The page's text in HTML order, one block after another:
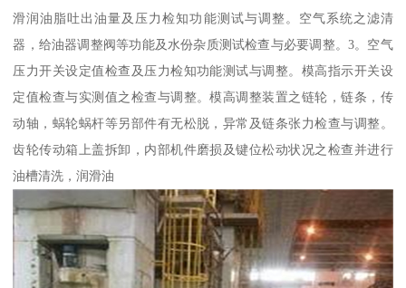
滑润油脂吐出油量及压力检知功能测试与调整。空气系统之滤清
器，给油器调整阀等功能及水份杂质测试检查与必要调整。3。空气
压力开关设定值检查及压力检知功能测试与调整。模高指示开关设
定值检查与实测值之检查与调整。模高调整装置之链轮，链条，传
动轴，蜗轮蜗杆等另部件有无松脱，异常及链条张力检查与调整。
齿轮传动箱上盖拆卸，内部机件磨损及键位松动状况之检查并进行
油槽清洗，润滑油